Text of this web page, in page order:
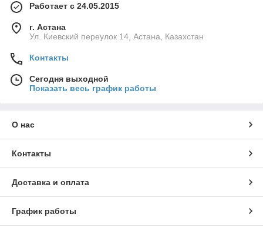
Работает с 24.05.2015
г. Астана
Ул. Киевский переулок 14, Астана, Казахстан
Контакты
Сегодня выходной
Показать весь график работы
О нас
Контакты
Доставка и оплата
График работы